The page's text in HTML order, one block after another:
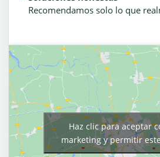
Recomendamos solo lo que
Haz clic para aceptar
marketing y permitir